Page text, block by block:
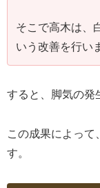
そこで高木は、
いう改善を行い
すると、脚気の発
この成果によって
す。